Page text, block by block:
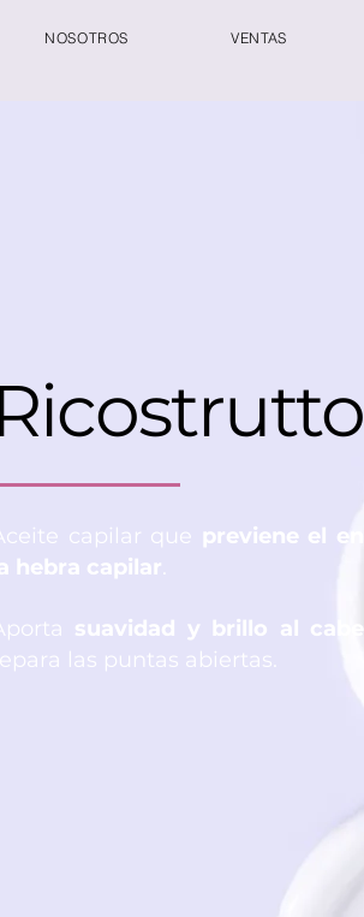
NOSOTROS VENTAS
capilar que previene el
hebra capilar.
suavidad y brillo al
las puntas abiertas.